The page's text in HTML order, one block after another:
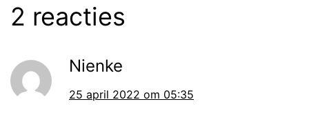
2 reacties
Nienke
25 april 2022 om 05:35